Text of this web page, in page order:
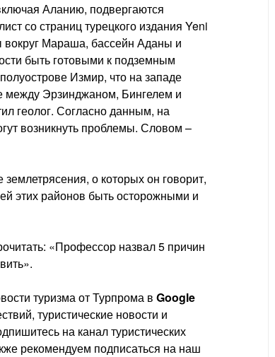
Аланию, подвергаются
со страниц турецкого издания Yeni
Мараша, бассейн Аданы и
быть готовыми к подземным
Измир, что на западе
между Эрзинджаном, Бингелем и
геолог. Согласно данным, на
возникнуть проблемы. Словом –
о которых он говорит,
этих районов быть осторожными и
«Профессор назвал 5 причин
туризма от Турпрома в Google
туристические новости и
на канал туристических
рекомендуем подписаться на наш